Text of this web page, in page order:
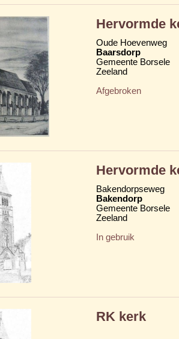
Hervormde
Oude Hoevenweg
Baarsdorp
Gemeente Borsele
Zeeland
Afgebroken
Hervormde
Bakendorpseweg
Bakendorp
Gemeente Borsele
Zeeland
In gebruik
RK kerk